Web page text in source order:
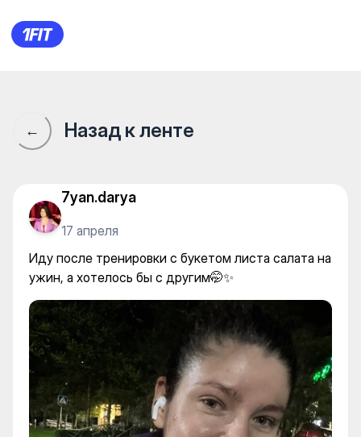
Иду после тренировки с
← Назад к ленте
7yan.darya
17 апреля
Иду после тренировки с букетом листа салата на
ужин, а хотелось бы с другим🤭✨